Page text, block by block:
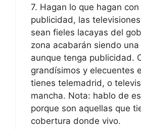
7. Hagan lo que hagan con
publicidad, las
sean fieles lacayas del
zona acabarán siendo
aunque tenga publicidad.
grandísimos y elecuentes
tienes telemadrid, o
mancha. Nota: hablo de
porque son aquellas que
cobertura donde vivo.